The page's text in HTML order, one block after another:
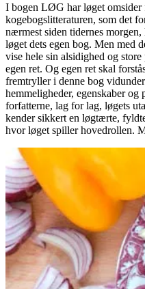
I bogen LØG har løget omsider
kogebogslitteraturen, som det
nærmest siden tidernes
løget dets egen bog. Men med
vise hele sin alsidighed og
egen ret. Og egen ret skal
fremtryller i denne bog
hemmeligheder, egenskaber og
forfatterne, lag for lag, løgets
kender sikkert en løgtærte,
hvor løget spiller hovedrollen.